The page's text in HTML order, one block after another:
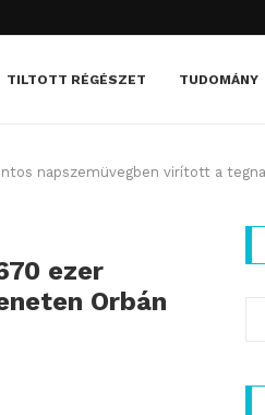
TILTOTT RÉGÉSZET TUDOMÁNY
napszemüvegben virított a
ezer
Orbán